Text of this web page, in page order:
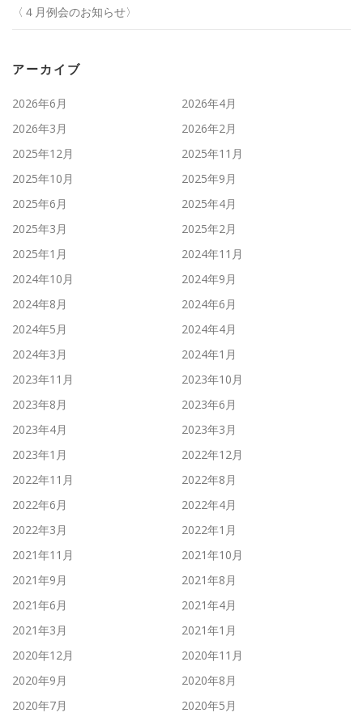
〈４月例会のお知らせ〉
アーカイブ
2026年6月
2026年4月
2026年3月
2026年2月
2025年12月
2025年11月
2025年10月
2025年9月
2025年6月
2025年4月
2025年3月
2025年2月
2025年1月
2024年11月
2024年10月
2024年9月
2024年8月
2024年6月
2024年5月
2024年4月
2024年3月
2024年1月
2023年11月
2023年10月
2023年8月
2023年6月
2023年4月
2023年3月
2023年1月
2022年12月
2022年11月
2022年8月
2022年6月
2022年4月
2022年3月
2022年1月
2021年11月
2021年10月
2021年9月
2021年8月
2021年6月
2021年4月
2021年3月
2021年1月
2020年12月
2020年11月
2020年9月
2020年8月
2020年7月
2020年5月